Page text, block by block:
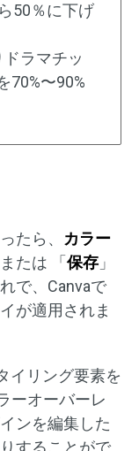
50％に下げ
ドラマチッ
70%〜90%
たら、 カラー
たは 「 保存 」
で、Canvaで
が適用されま
イリング要素を
ーオーバーレ
ンを編集した
することがで